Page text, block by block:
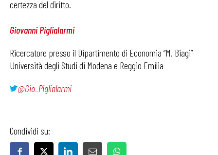
certezza del diritto.
Giovanni Piglialarmi
Ricercatore presso il Dipartimento di Economia “M. Biagi”
Università degli Studi di Modena e Reggio Emilia
@Gio_Piglialarmi
Condividi su: